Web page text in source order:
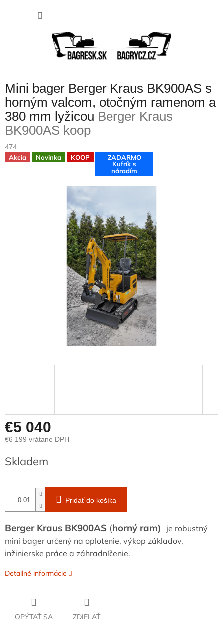
Mini bager Berger Kraus BK900AS s
horným valcom, otočným ramenom a
380 mm lyžicou Berger Kraus
BK900AS koop
474
Akcia Novinka KOOP
ZADARMO
Kufrík s
náradím
€5 040
€6 199 vrátane DPH
cena:
Skladem
Pridať do košíka
Berger Kraus BK900AS (horný ram)
je robustný
mini bager určený na oplotenie, výkop základov,
inžinierske práce a záhradníčenie.
Detailné informácie
OPÝTAŤ SA ZDIEĽAŤ